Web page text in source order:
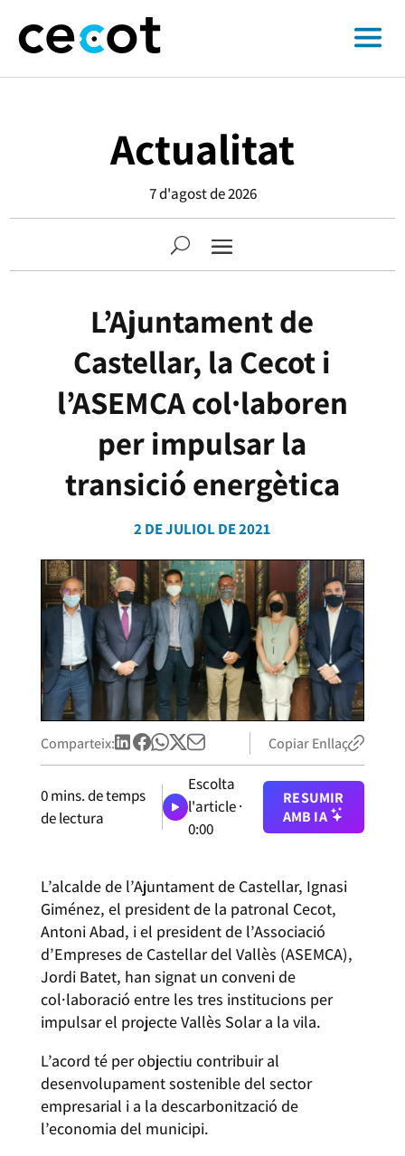
Actualitat
7 d'agost de 2026
L’Ajuntament de
Castellar, la Cecot i
l’ASEMCA col·laboren
per impulsar la
transició energètica
2 DE JULIOL DE 2021
Comparteix: Copiar Enllaç
0mins. de temps
de lectura
Escolta
l'article ·
0:00
RESUMIR
AMB IA
L’alcalde de l’Ajuntament de Castellar, Ignasi
Giménez, el president de la patronal Cecot,
Antoni Abad, i el president de l’Associació
d’Empreses de Castellar del Vallès (ASEMCA),
Jordi Batet, han signat un conveni de
col·laboració entre les tres institucions per
impulsar el projecte Vallès Solar a la vila.
L’acord té per objectiu contribuir al
desenvolupament sostenible del sector
empresarial i a la descarbonització de
l’economia del municipi.